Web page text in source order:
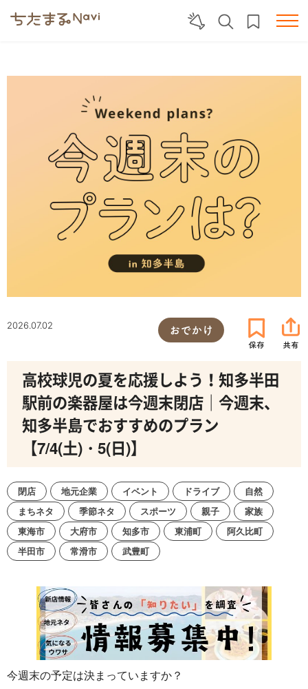
2026.07.02 おでかけ
高校球児の夏を応援しよう！知多半田
駅前の楽器屋は今週末閉店｜今週末、
知多半島でおすすめのプラン
【7/4(土)・5(日)】
閉店 地元企業 イベント ドライブ
自然
まちネタ
季節ネタ スポーツ 親子
家族
東海市
大府市 知多市 東浦町
阿久比町
半田市
常滑市 武豊町
今週末の予定は決まっていますか？